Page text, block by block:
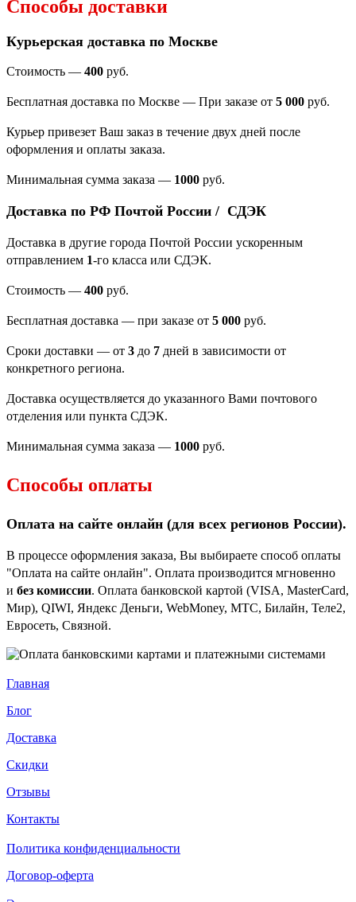
Способы доставки
Курьерская доставка по Москве
Стоимость — 400 руб.
Бесплатная доставка по Москве — При заказе от 5 000 руб.
Курьер привезет Ваш заказ в течение двух дней после
оформления и оплаты заказа.
Минимальная сумма заказа — 1000 руб.
Доставка по РФ Почтой России / СДЭК
Доставка в другие города Почтой России ускоренным
отправлением 1-го класса или СДЭК.
Стоимость — 400 руб.
Бесплатная доставка — при заказе от 5 000 руб.
Сроки доставки — от 3 до 7 дней в зависимости от
конкретного региона.
Доставка осуществляется до указанного Вами почтового
отделения или пункта СДЭК.
Минимальная сумма заказа — 1000 руб.
Способы оплаты
Оплата на сайте онлайн (для всех регионов России).
В процессе оформления заказа, Вы выбираете способ оплаты
"Оплата на сайте онлайн". Оплата производится мгновенно
и без комиссии. Оплата банковской картой (VISA, MasterCard,
Мир), QIWI, Яндекс Деньги, WebMoney, МТС, Билайн, Теле2,
Евросеть, Связной.
Главная
Блог
Доставка
Скидки
Отзывы
Контакты
Политика конфиденциальности
Договор-оферта